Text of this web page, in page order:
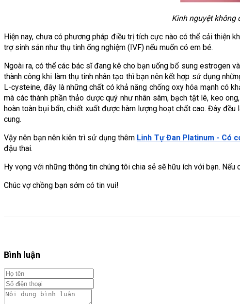
Kinh nguyệt không
Hiện nay, chưa có phương pháp điều trị tích cực nào có thể cải thiện
trợ sinh sản như thụ tinh ống nghiệm (IVF) nếu muốn có em bé.
Ngoài ra, có thể các bác sĩ đang kê cho bạn uống bổ sung estrogen
thành công khi làm thụ tinh nhân tạo thì bạn nên kết hợp sử dụng
L-cysteine, đây là những chất có khả năng chống oxy hóa mạnh có
mà các thành phần thảo dược quý như nhân sâm, bạch tật lê, keo
hoàn toàn bụi bẩn, chiết xuất được hàm lượng hoạt chất cao. Đây
cung.
Vậy nên bạn nên kiên trì sử dụng thêm Linh Tự Đan Platinum - Có
đậu thai.
Hy vọng với những thông tin chúng tôi chia sẻ sẽ hữu ích với bạn.
Chúc vợ chồng bạn sớm có tin vui!
Bình luận